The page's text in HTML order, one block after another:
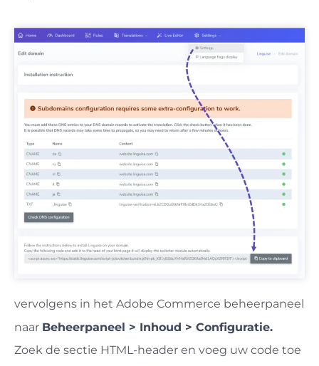
vervolgens in het Adobe Commerce beheerpaneel
naar Beheerpaneel > Inhoud > Configuratie.
Zoek de sectie HTML-header en voeg uw code toe